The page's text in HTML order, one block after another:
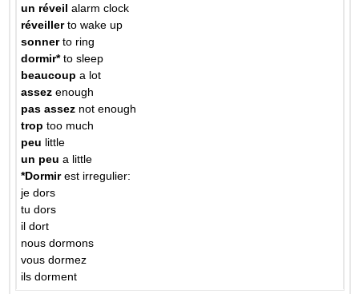
un réveil alarm clock
réveillerto wake up
sonnerto ring
dormir*to sleep
beaucoup a lot
assez enough
pas assez not enough
trop too much
peu little
un peua little
*Dormirest irregulier:
je dors
tu dors
il dort
nous dormons
vous dormez
ils dorment